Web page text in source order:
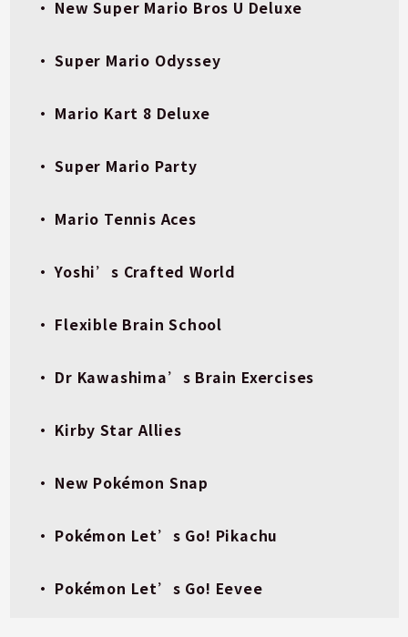
• New Super Mario Bros U Deluxe
• Super Mario Odyssey
• Mario Kart 8 Deluxe
• Super Mario Party
• Mario Tennis Aces
• Yoshi’s Crafted World
• Flexible Brain School
• Dr Kawashima’s Brain Exercises
• Kirby Star Allies
• New Pokémon Snap
• Pokémon Let’s Go! Pikachu
• Pokémon Let’s Go! Eevee